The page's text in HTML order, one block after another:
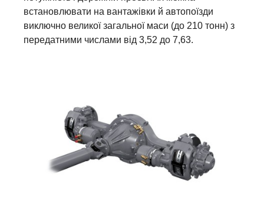
встановлювати на вантажівки й автопоїзди
виключно великої загальної маси (до 210 тонн) з
передатними числами від 3,52 до 7,63.